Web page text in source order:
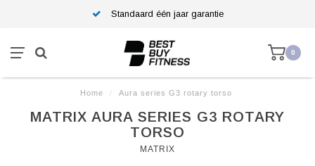
Standaard één jaar garantie
0
Home / Aura series G3 rotary torso
MATRIX AURA SERIES G3 ROTARY
TORSO
MATRIX